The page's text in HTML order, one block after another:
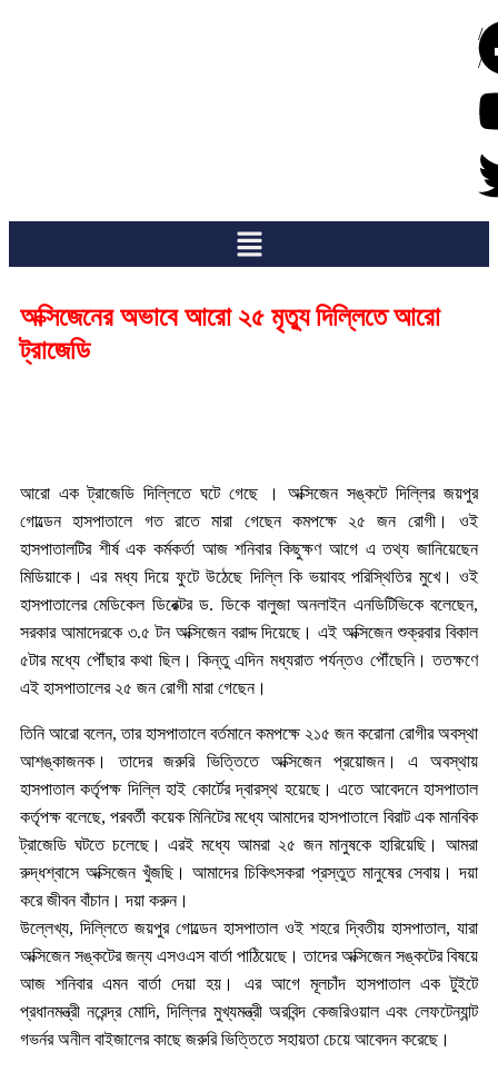
/
/
অক্সিজেনের অভাবে আরো ২৫ মৃত্যু দিল্লিতে আরো
ট্রাজেডি
আরো এক ট্রাজেডি দিল্লিতে ঘটে গেছে । অক্সিজেন সঙ্কটে দিল্লির জয়পুর
গোল্ডেন হাসপাতালে গত রাতে মারা গেছেন কমপক্ষে ২৫ জন রোগী। ওই
হাসপাতালটির শীর্ষ এক কর্মকর্তা আজ শনিবার কিছুক্ষণ আগে এ তথ্য জানিয়েছেন
মিডিয়াকে। এর মধ্য দিয়ে ফুটে উঠেছে দিল্লি কি ভয়াবহ পরিস্থিতির মুখে। ওই
হাসপাতালের মেডিকেল ডিরেক্টর ড. ডিকে বালুজা অনলাইন এনডিটিভিকে বলেছেন,
সরকার আমাদেরকে ৩.৫ টন অক্সিজেন বরাদ্দ দিয়েছে। এই অক্সিজেন শুক্রবার বিকাল
৫টার মধ্যে পৌঁছার কথা ছিল। কিন্তু এদিন মধ্যরাত পর্যন্তও পৌঁছেনি। ততক্ষণে
এই হাসপাতালের ২৫ জন রোগী মারা গেছেন।
তিনি আরো বলেন, তার হাসপাতালে বর্তমানে কমপক্ষে ২১৫ জন করোনা রোগীর অবস্থা
আশঙ্কাজনক। তাদের জরুরি ভিত্তিতে অক্সিজেন প্রয়োজন। এ অবস্থায়
হাসপাতাল কর্তৃপক্ষ দিল্লি হাই কোর্টের দ্বারস্থ হয়েছে। এতে আবেদনে হাসপাতাল
কর্তৃপক্ষ বলেছে, পরবর্তী কয়েক মিনিটের মধ্যে আমাদের হাসপাতালে বিরাট এক মানবিক
ট্রাজেডি ঘটতে চলেছে। এরই মধ্যে আমরা ২৫ জন মানুষকে হারিয়েছি। আমরা
রুদ্ধশ্বাসে অক্সিজেন খুঁজছি। আমাদের চিকিৎসকরা প্রস্তুত মানুষের সেবায়। দয়া
করে জীবন বাঁচান। দয়া করুন।
উল্লেখ্য, দিল্লিতে জয়পুর গোল্ডেন হাসপাতাল ওই শহরে দ্বিতীয় হাসপাতাল, যারা
অক্সিজেন সঙ্কটের জন্য এসওএস বার্তা পাঠিয়েছে। তাদের অক্সিজেন সঙ্কটের বিষয়ে
আজ শনিবার এমন বার্তা দেয়া হয়। এর আগে মূলচাঁদ হাসপাতাল এক টুইটে
প্রধানমন্ত্রী নরেন্দ্র মোদি, দিল্লির মুখ্যমন্ত্রী অরবিন্দ কেজরিওয়াল এবং লেফটেন্যান্ট
গভর্নর অনীল বাইজালের কাছে জরুরি ভিত্তিতে সহায়তা চেয়ে আবেদন করেছে।